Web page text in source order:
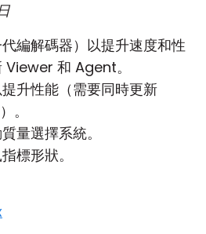
編解碼器）以提升速度和性
和 Agent。
升性能（需要同時更新
。
量選擇系統。
標形狀。